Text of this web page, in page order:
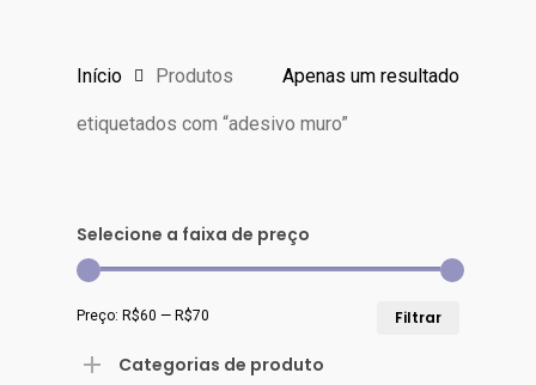
Apenas um resultado
Início Produtos
etiquetados com “adesivo muro”
Selecione a faixa de preço
Filtrar
Preço: R$60 — R$70
Categorias de produto